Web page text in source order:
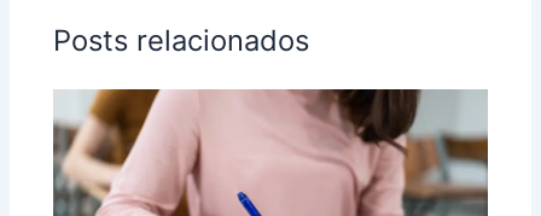
Posts relacionados